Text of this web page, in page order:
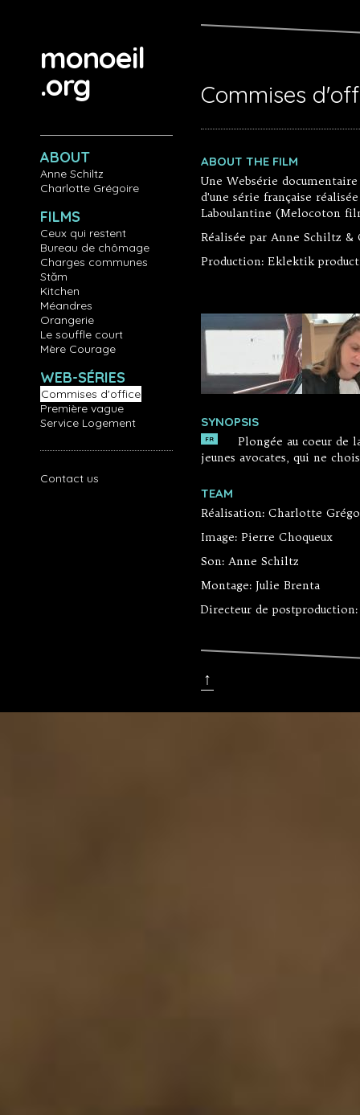
monoeil
.org
ABOUT
Anne Schiltz
Charlotte Grégoire
FILMS
Ceux qui restent
Bureau de chômage
Charges communes
Stăm
Kitchen
Méandres
Orangerie
Le souffle court
Mère Courage
WEB-SÉRIES
Commises d'office
Première vague
Service Logement
Contact us
Commises
ABOUT THE FILM
Une Websérie
d'une série française
Laboulantine (Melocoton
Réalisée par Anne Schiltz
Production: Eklektik
SYNOPSIS
FR
Plongée au coeur de
jeunes avocates, qui ne
TEAM
Réalisation: Charlotte
Image: Pierre Choqueux
Son: Anne Schiltz
Montage: Julie Brenta
Directeur de postproduction:
↑